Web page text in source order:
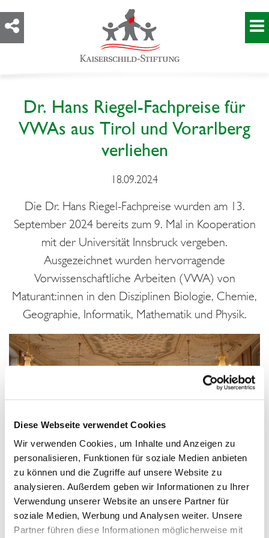
Diese Webseite verwendet Cookies
Wir verwenden Cookies, um Inhalte und Anzeigen zu
personalisieren, Funktionen für soziale Medien anbieten
zu können und die Zugriffe auf unsere Website zu
analysieren. Außerdem geben wir Informationen zu Ihrer
Verwendung unserer Website an unsere Partner für
soziale Medien, Werbung und Analysen weiter. Unsere
Partner führen diese Informationen möglicherweise mit
Dr. Hans Riegel-Fachpreise für
VWAs aus Tirol und Vorarlberg
verliehen
18.09.2024
Die Dr. Hans Riegel-Fachpreise wurden am 13.
September 2024 bereits zum 9. Mal in Kooperation
mit der Universität Innsbruck vergeben.
Ausgezeichnet wurden hervorragende
Vorwissenschaftliche Arbeiten (VWA) von
Maturant:innen in den Disziplinen Biologie, Chemie,
Geographie, Informatik, Mathematik und Physik.
© Universität Innsbruck
Die Jury lobte die Originalität, Aktualität sowie hohe